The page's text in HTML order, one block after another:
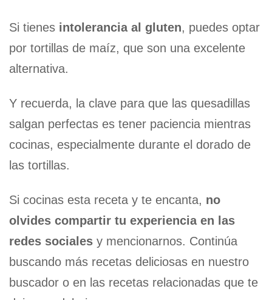
Si tienes intolerancia al gluten, puedes optar
por tortillas de maíz, que son una excelente
alternativa.
Y recuerda, la clave para que las quesadillas
salgan perfectas es tener paciencia mientras
cocinas, especialmente durante el dorado de
las tortillas.
Si cocinas esta receta y te encanta, no
olvides compartir tu experiencia en las
redes sociales y mencionarnos. Continúa
buscando más recetas deliciosas en nuestro
buscador o en las recetas relacionadas que te